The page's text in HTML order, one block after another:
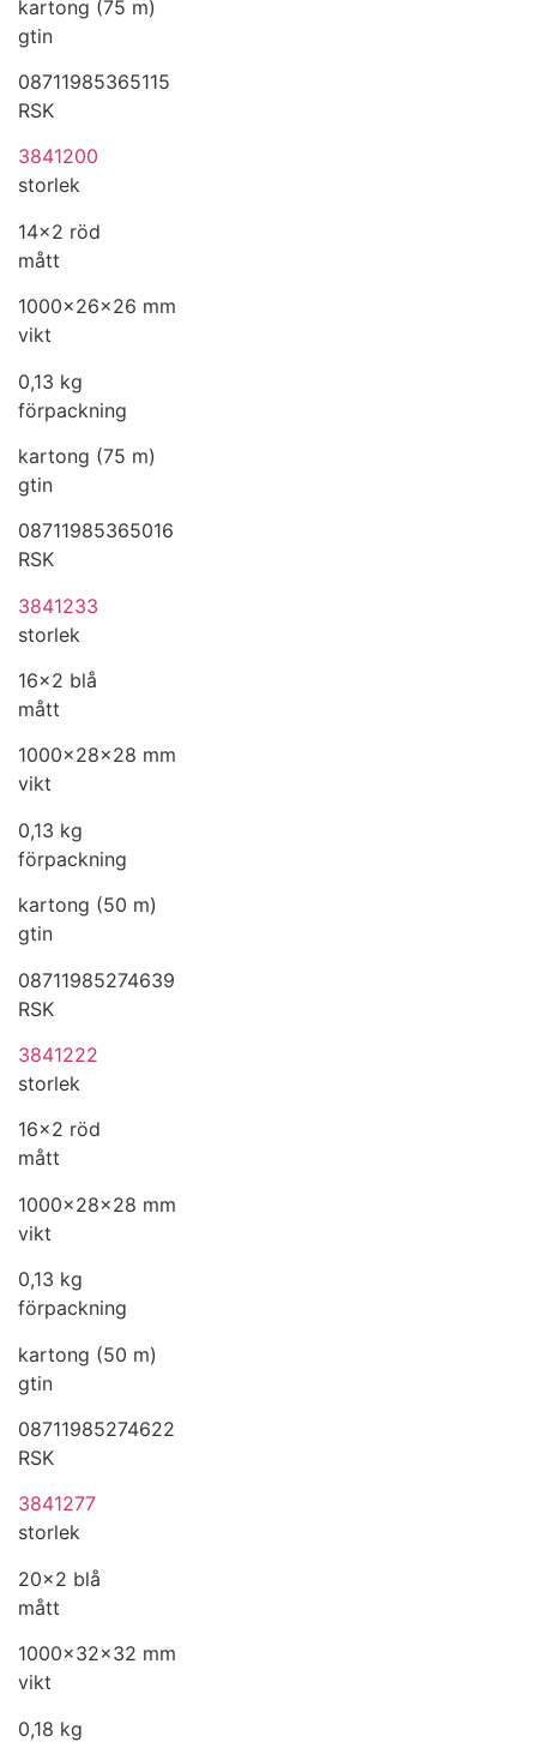
kartong (75 m)
gtin
08711985365115
RSK
3841200
storlek
14x2 röd
mått
1000x26x26 mm
vikt
0,13 kg
förpackning
kartong (75 m)
gtin
08711985365016
RSK
3841233
storlek
16x2 blå
mått
1000x28x28 mm
vikt
0,13 kg
förpackning
kartong (50 m)
gtin
08711985274639
RSK
3841222
storlek
16x2 röd
mått
1000x28x28 mm
vikt
0,13 kg
förpackning
kartong (50 m)
gtin
08711985274622
RSK
3841277
storlek
20x2 blå
mått
1000x32x32 mm
vikt
0,18 kg